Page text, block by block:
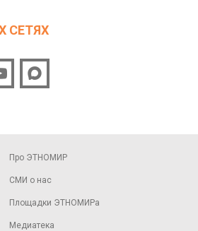
СЕТЯХ
Про ЭТНОМИР
СМИ о нас
Площадки ЭТНОМИРа
Медиатека